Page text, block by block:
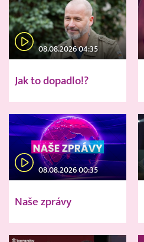
08.08.2026 04:35
Jak to dopadlo!?
08.08.2026 00:35
Naše zprávy